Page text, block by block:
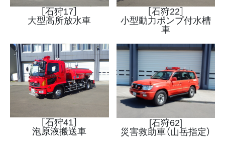
［石狩17］
大型高所放水車
［石狩22］
小型動力ポンプ付水槽
車
［石狩41］
泡原液搬送車
[石狩62]
災害救助車（山岳指定）